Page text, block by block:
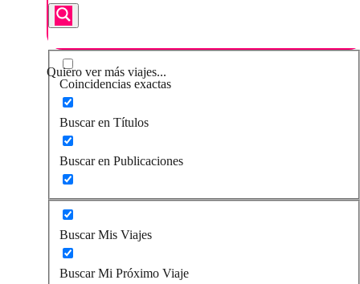
Quiero ver más viajes...
Coincidencias exactas
Buscar en Títulos
Buscar en Publicaciones
Buscar Mis Viajes
Buscar Mi Próximo Viaje